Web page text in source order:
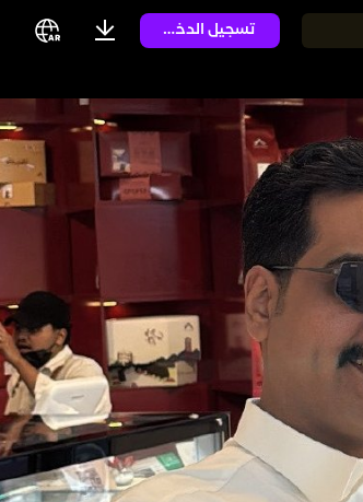
تسجيل الدخول